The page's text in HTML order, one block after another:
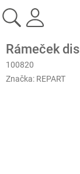
na
obsah
Rámeček
100820
Značka: REPART